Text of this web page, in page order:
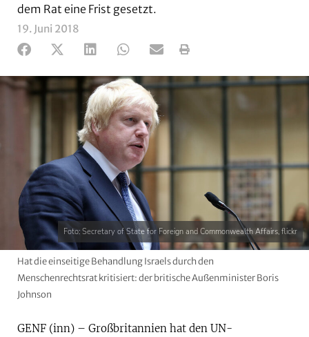
dem Rat eine Frist gesetzt.
19. Juni 2018
Foto: Secretary of State for Foreign and Commonwealth Affairs, flickr
Hat die einseitige Behandlung Israels durch den
Menschenrechtsrat kritisiert: der britische Außenminister Boris
Johnson
GENF (inn) – Großbritannien hat den UN-